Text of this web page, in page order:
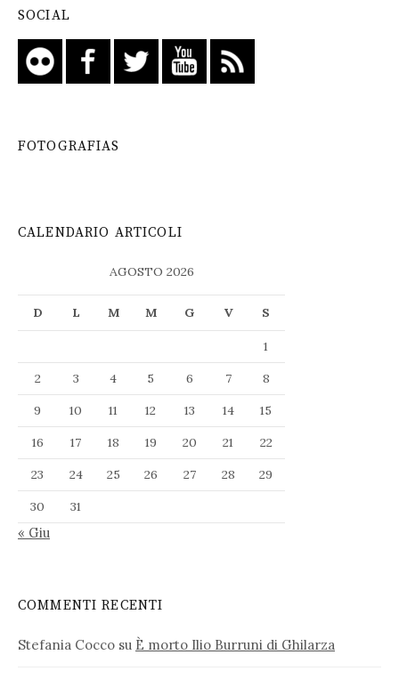
SOCIAL
FOTOGRAFIAS
CALENDARIO ARTICOLI
AGOSTO 2026
D L M M G V S
1
2
3 4 5 6 7
8
9
10 11 12 13 14
15
16
17 18 19 20 21
22
23
24 25 26 27 28
29
30
31
« Giu
COMMENTI RECENTI
Stefania Cocco su È morto Ilio Burruni di Ghilarza